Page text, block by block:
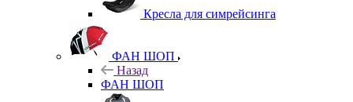
Кресла для симрейсинга
ФАН ШОП
Назад
ФАН ШОП